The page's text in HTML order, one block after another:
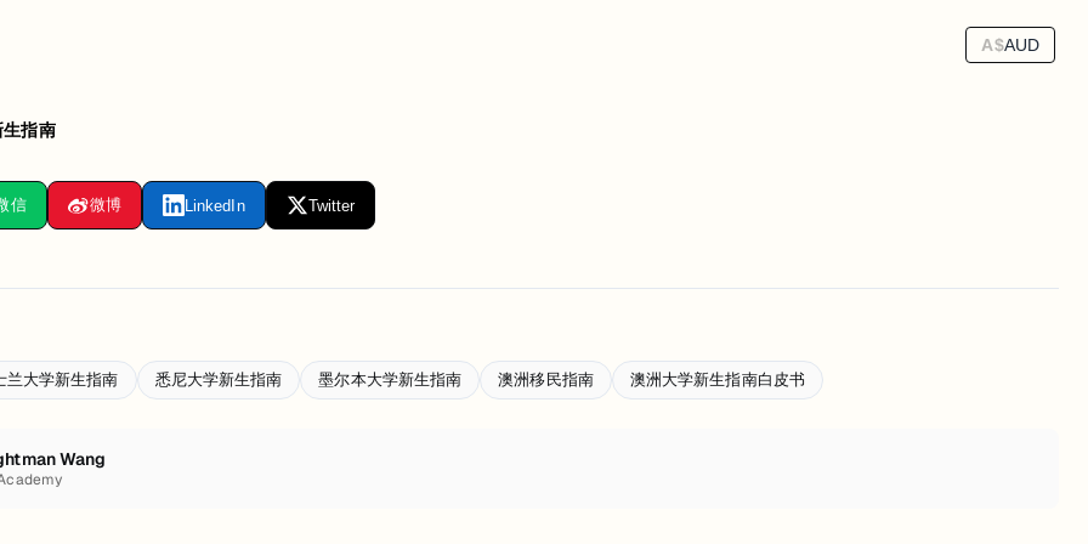
A$AUD
指南
信 微博 LinkedIn Twitter
兰大学新生指南 悉尼大学新生指南 墨尔本大学新生指南 澳洲移民指南 澳洲大学新生指南白皮书
Wang